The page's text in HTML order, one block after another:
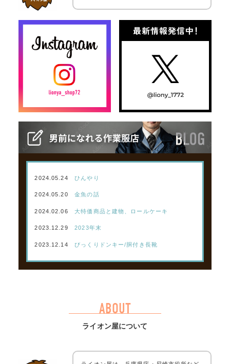
2024.05.24 ひんやり
2024.05.20 金魚の話
2024.02.06 大特価商品と建物、ロールケーキ
2023.12.29 2023年末
2023.12.14 びっくりドンキー/胴付き長靴
ABOUT
ライオン屋について